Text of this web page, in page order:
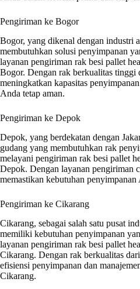
Pengiriman ke Bogor
Bogor, yang dikenal dengan industri
membutuhkan solusi penyimpanan
layanan pengiriman rak besi pallet
Bogor. Dengan rak berkualitas tinggi
meningkatkan kapasitas
Anda tetap aman.
Pengiriman ke Depok
Depok, yang berdekatan dengan
gudang yang membutuhkan rak
melayani pengiriman rak besi pallet
Depok. Dengan layanan pengiriman
memastikan kebutuhan
Pengiriman ke Cikarang
Cikarang, sebagai salah satu pusat
memiliki kebutuhan penyimpanan
layanan pengiriman rak besi pallet
Cikarang. Dengan rak berkualitas
efisiensi penyimpanan dan
Cikarang.